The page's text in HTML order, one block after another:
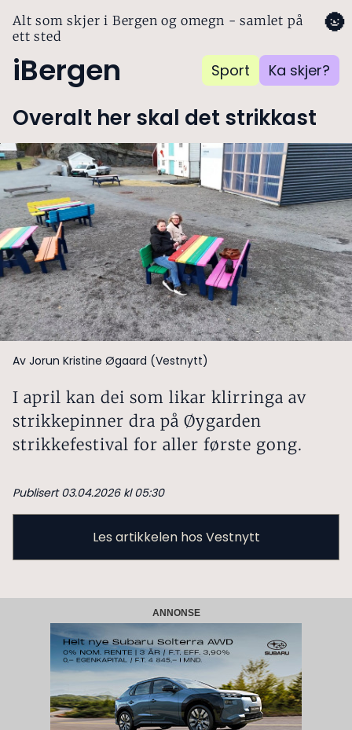
Alt som skjer i Bergen og omegn - samlet på
ett sted
iBergen Sport Ka skjer?
🌚
Overalt her skal det strikkast
Av Jorun Kristine Øgaard (Vestnytt)
I april kan dei som likar klirringa av
strikkepinner dra på Øygarden
strikkefestival for aller første gong.
Publisert 03.04.2026 kl 05:30
Les artikkelen hos Vestnytt
ANNONSE